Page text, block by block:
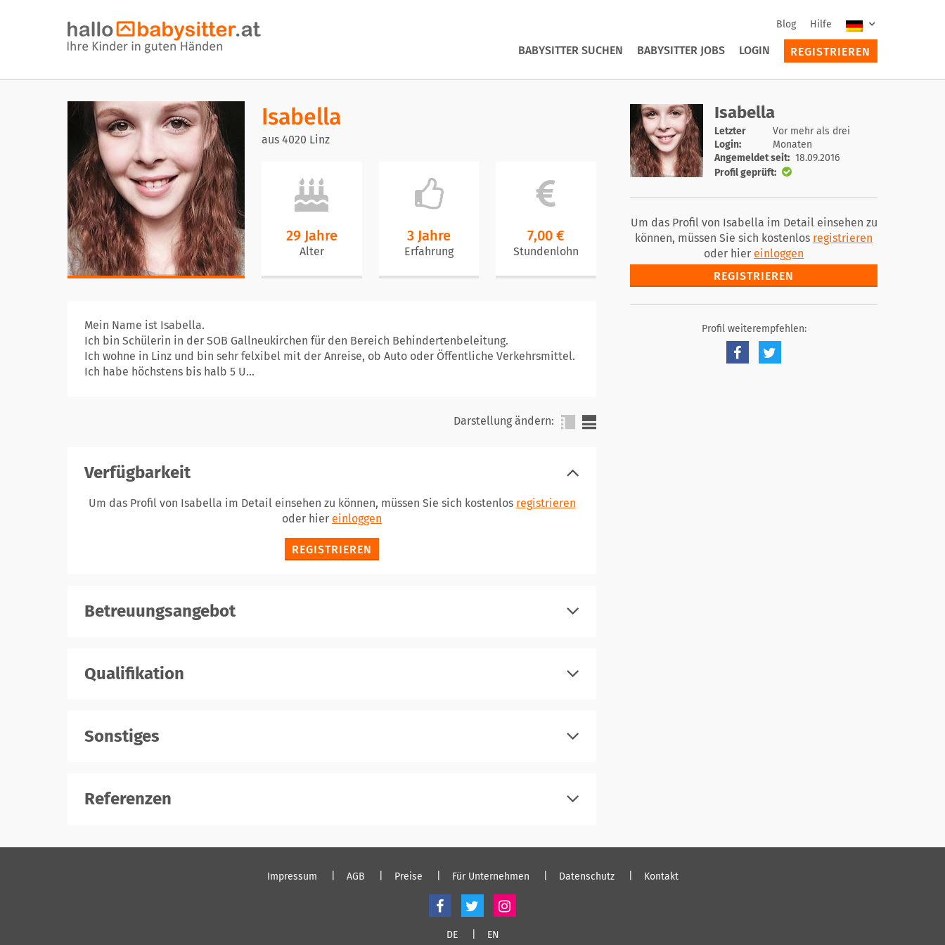
Blog Hilfe
BABYSITTER SUCHEN BABYSITTER JOBS LOGIN REGISTRIEREN
Isabella
aus 4020 Linz
29 Jahre
Alter
3 Jahre
Erfahrung
7,00 €
Stundenlohn
Mein Name ist Isabella.
Ich bin Schülerin in der SOB Gallneukirchen für den Bereich Behindertenbeleitung.
Ich wohne in Linz und bin sehr felxibel mit der Anreise, ob Auto oder Öffentliche Verkehrsmittel.
Ich habe höchstens bis halb 5 U...
Darstellung ändern:
Verfügbarkeit
Um das Profil von Isabella im Detail einsehen zu können, müssen Sie sich kostenlos registrieren
oder hier einloggen
REGISTRIEREN
Betreuungsangebot
Qualifikation
Sonstiges
Referenzen
einloggen
Isabella
Letzter
Login:
Vor mehr als drei
Monaten
Angemeldet seit: 18.09.2016
Profil geprüft:
Um das Profil von Isabella im Detail einsehen zu
können, müssen Sie sich kostenlos registrieren
oder hier einloggen
REGISTRIEREN
Profil weiterempfehlen:
Impressum AGB Preise Für Unternehmen Datenschutz Kontakt
DE EN